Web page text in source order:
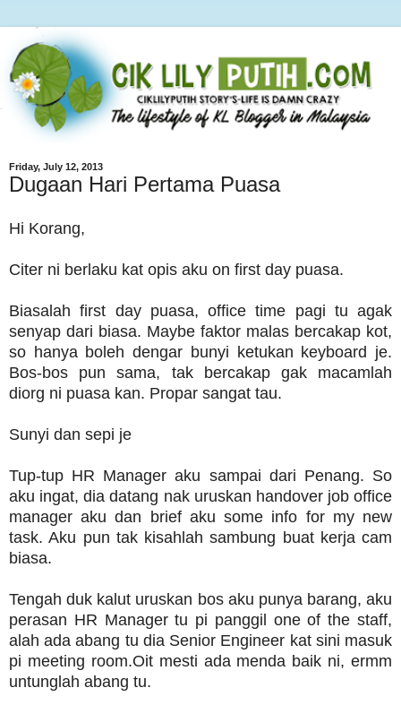
Friday, July 12, 2013
Dugaan Hari Pertama Puasa
Hi Korang,
Citer ni berlaku kat opis aku on first day puasa.
Biasalah first day puasa, office time pagi tu agak
senyap dari biasa. Maybe faktor malas bercakap kot,
so hanya boleh dengar bunyi ketukan keyboard je.
Bos-bos pun sama, tak bercakap gak macamlah
diorg ni puasa kan. Propar sangat tau.
Sunyi dan sepi je
Tup-tup HR Manager aku sampai dari Penang. So
aku ingat, dia datang nak uruskan handover job office
manager aku dan brief aku some info for my new
task. Aku pun tak kisahlah sambung buat kerja cam
biasa.
Tengah duk kalut uruskan bos aku punya barang, aku
perasan HR Manager tu pi panggil one of the staff,
alah ada abang tu dia Senior Engineer kat sini masuk
pi meeting room.Oit mesti ada menda baik ni, ermm
untunglah abang tu.